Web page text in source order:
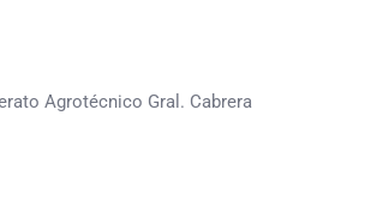
Agrotécnico Gral. Cabrera